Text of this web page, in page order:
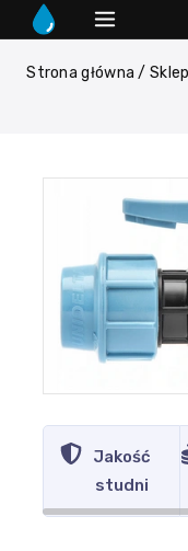
Strona główna / Sklep
Jakość
studni